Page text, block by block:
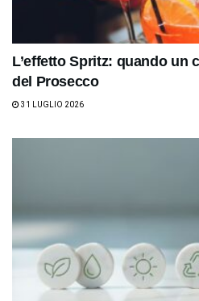
L’effetto Spritz: quando un
del Prosecco
31 LUGLIO 2026